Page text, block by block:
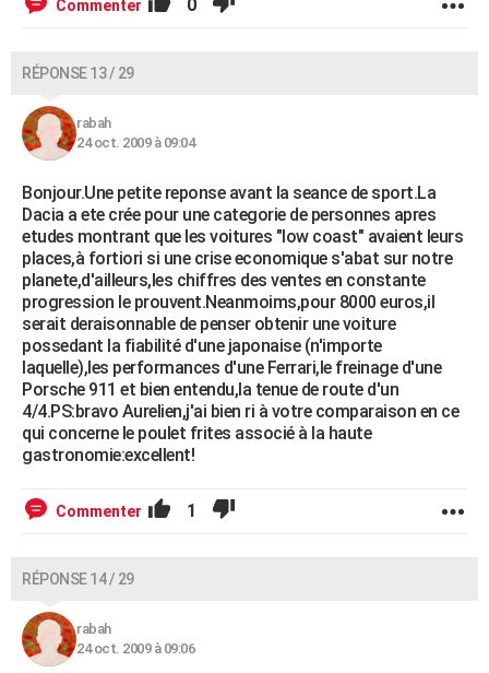
Commenter 0
RÉPONSE 13 / 29
rabah
24 oct. 2009 à 09:04
Bonjour.Une petite reponse avant la seance de sport.La
Dacia a ete crée pour une categorie de personnes apres
etudes montrant que les voitures "low coast" avaient leurs
places,à fortiori si une crise economique s'abat sur notre
planete,d'ailleurs,les chiffres des ventes en constante
progression le prouvent.Neanmoims,pour 8000 euros,il
serait deraisonnable de penser obtenir une voiture
possedant la fiabilité d'une japonaise (n'importe
laquelle),les performances d'une Ferrari,le freinage d'une
Porsche 911 et bien entendu,la tenue de route d'un
4/4.PS:bravo Aurelien,j'ai bien ri à votre comparaison en ce
qui concerne le poulet frites associé à la haute
gastronomie:excellent!
Commenter 1
RÉPONSE 14 / 29
rabah
24 oct. 2009 à 09:06